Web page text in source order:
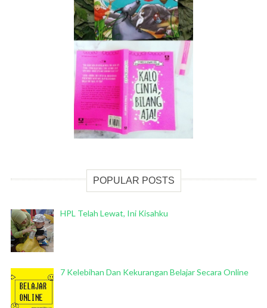
POPULAR POSTS
HPL Telah Lewat, Ini Kisahku
7 Kelebihan Dan Kekurangan Belajar Secara Online